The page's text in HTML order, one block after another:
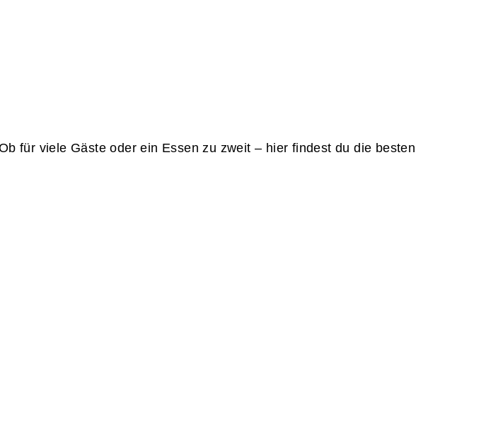
für viele Gäste oder ein Essen zu zweit – hier findest du die besten